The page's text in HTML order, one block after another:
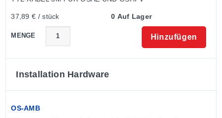
37,89 € / stück 0 Auf Lager
MENGE Hinzufügen
Installation Hardware
OS-AMB